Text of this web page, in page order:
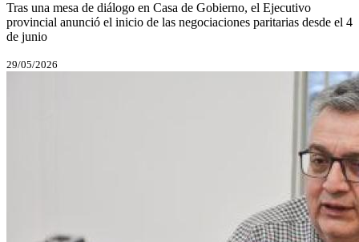
Tras una mesa de diálogo en Casa de Gobierno, el Ejecutivo
provincial anunció el inicio de las negociaciones paritarias desde el 4
de junio
29/05/2026